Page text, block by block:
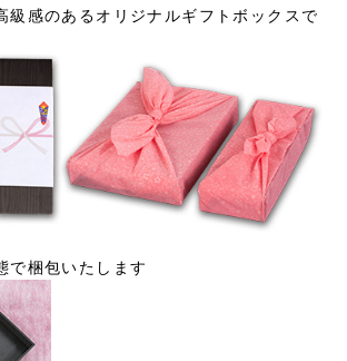
級感のあるオリジナルギフトボックスで
で梱包いたします